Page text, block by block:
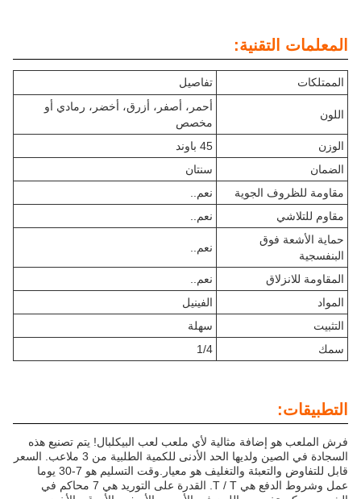
المعلمات التقنية:
الممتلكات تفاصيل
اللون
أحمر، أصفر، أزرق، أخضر، رمادي أو
مخصص
الوزن
45 باوند
الضمان
سنتان
مقاومة للظروف الجوية
نعم..
مقاوم للتلاشي
نعم..
حماية الأشعة فوق
البنفسجية
نعم..
المقاومة للانزلاق
نعم..
المواد
الفينيل
التثبيت
سهلة
سمك
1/4
التطبيقات:
فرش الملعب هو إضافة مثالية لأي ملعب لعب البيكلبال! يتم تصنيع هذه
السجادة في الصين ولديها الحد الأدنى للكمية الطلبية من 3 ملاعب. السعر
قابل للتفاوض والتعبئة والتغليف هو معيار.وقت التسليم هو 7-30 يوما
عمل وشروط الدفع هي T / T. القدرة على التوريد هي 7 محاكم في